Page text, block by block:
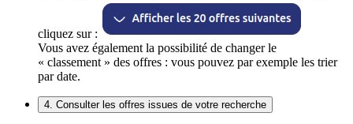
cliquez sur :
Vous avez également la possibilité de changer le
« classement » des offres : vous pouvez par exemple les trier
par date.
4. Consulter les offres issues de votre recherche